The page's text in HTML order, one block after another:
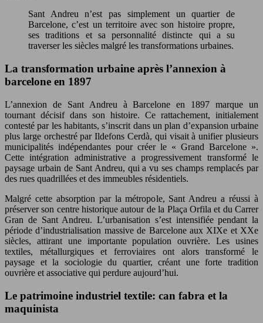
Sant Andreu n’est pas simplement un quartier de
Barcelone, c’est un territoire avec son histoire propre,
ses traditions et sa personnalité distincte qui a su
traverser les siècles malgré les transformations urbaines.
La transformation urbaine après l’annexion à
barcelone en 1897
L’annexion de Sant Andreu à Barcelone en 1897 marque un
tournant décisif dans son histoire. Ce rattachement, initialement
contesté par les habitants, s’inscrit dans un plan d’expansion urbaine
plus large orchestré par Ildefons Cerdà, qui visait à unifier plusieurs
municipalités indépendantes pour créer le « Grand Barcelone ».
Cette intégration administrative a progressivement transformé le
paysage urbain de Sant Andreu, qui a vu ses champs remplacés par
des rues quadrillées et des immeubles résidentiels.
Malgré cette absorption par la métropole, Sant Andreu a réussi à
préserver son centre historique autour de la Plaça Orfila et du Carrer
Gran de Sant Andreu. L’urbanisation s’est intensifiée pendant la
période d’industrialisation massive de Barcelone aux XIXe et XXe
siècles, attirant une importante population ouvrière. Les usines
textiles, métallurgiques et ferroviaires ont alors transformé le
paysage et la sociologie du quartier, créant une forte tradition
ouvrière et associative qui perdure aujourd’hui.
Le patrimoine industriel textile: can fabra et la
maquinista